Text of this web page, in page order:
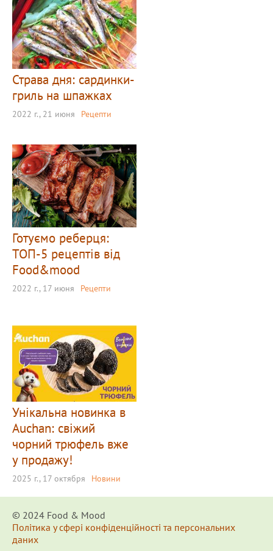
Страва дня: сардинки-
гриль на шпажках
2022 г., 21 июня Рецепти
Готуємо реберця:
ТОП-5 рецептів від
Food&mood
2022 г., 17 июня Рецепти
Унікальна новинка в
Auchan: свіжий
чорний трюфель вже
у продажу!
2025 г., 17 октября Новини
© 2024 Food & Мood
Політика у сфері конфіденційності та персональних
даних